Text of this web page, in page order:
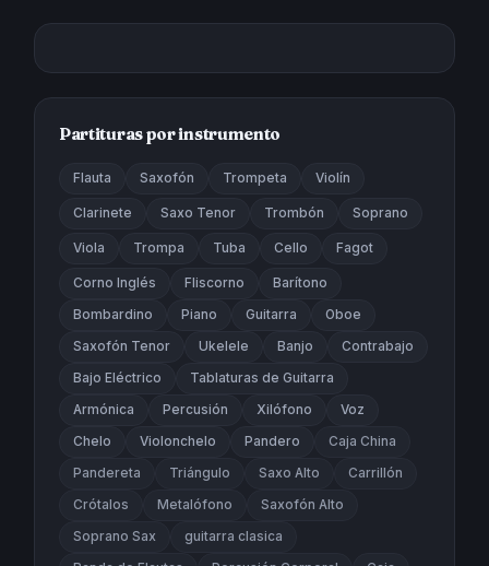
Partituras por instrumento
Flauta Saxofón Trompeta Violín
Clarinete Saxo Tenor Trombón Soprano
Viola Trompa Tuba Cello Fagot
Corno Inglés Fliscorno Barítono
Bombardino Piano Guitarra Oboe
Saxofón Tenor Ukelele Banjo Contrabajo
Bajo Eléctrico Tablaturas de Guitarra
Armónica Percusión Xilófono Voz
Chelo Violonchelo Pandero Caja China
Pandereta Triángulo Saxo Alto Carrillón
Crótalos Metalófono Saxofón Alto
Soprano Sax guitarra clasica